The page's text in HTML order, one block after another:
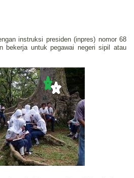
instruksi presiden (inpres) nomor 68
bekerja untuk pegawai negeri sipil atau